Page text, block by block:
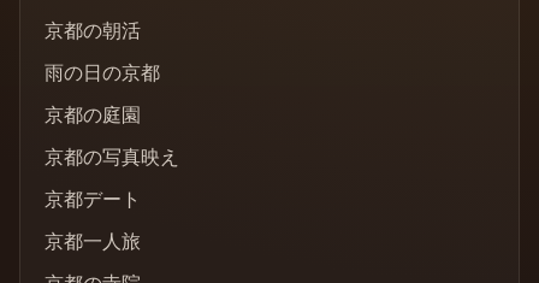
京都の朝活
雨の日の京都
京都の庭園
京都の写真映え
京都デート
京都一人旅